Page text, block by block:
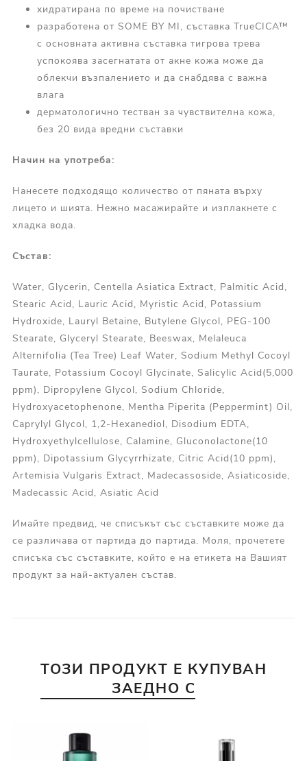
хидратирана по време на почистване
разработена от SOME BY MI, съставка TrueCICA™
с основната активна съставка тигрова трева
успокоява засегнатата от акне кожа може да
облекчи възпалението и да снабдява с важна
влага
дерматологично тестван за чувствителна кожа,
без 20 вида вредни съставки
Начин на употреба:
Нанесете подходящо количество от пяната върху
лицето и шията. Нежно масажирайте и изплакнете с
хладка вода.
Състав:
Water, Glycerin, Centella Asiatica Extract, Palmitic Acid,
Stearic Acid, Lauric Acid, Myristic Acid, Potassium
Hydroxide, Lauryl Betaine, Butylene Glycol, PEG-100
Stearate, Glyceryl Stearate, Beeswax, Melaleuca
Alternifolia (Tea Tree) Leaf Water, Sodium Methyl Cocoyl
Taurate, Potassium Cocoyl Glycinate, Salicylic Acid(5,000
ppm), Dipropylene Glycol, Sodium Chloride,
Hydroxyacetophenone, Mentha Piperita (Peppermint) Oil,
Caprylyl Glycol, 1,2-Hexanediol, Disodium EDTA,
Hydroxyethylcellulose, Calamine, Gluconolactone(10
ppm), Dipotassium Glycyrrhizate, Citric Acid(10 ppm),
Artemisia Vulgaris Extract, Madecassoside, Asiaticoside,
Madecassic Acid, Asiatic Acid
Имайте предвид, че списъкът със съставките може да
се различава от партида до партида. Моля, прочетете
списъка със съставките, който е на етикета на Вашият
продукт за най-актуален състав.
ТОЗИ ПРОДУКТ Е КУПУВАН
ЗАЕДНО С